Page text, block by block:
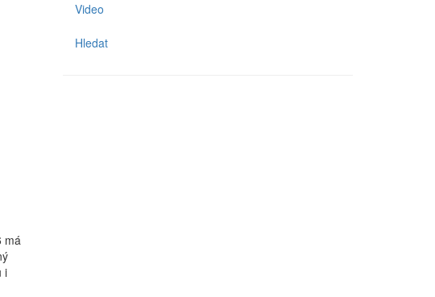
má
i
Video
Hledat